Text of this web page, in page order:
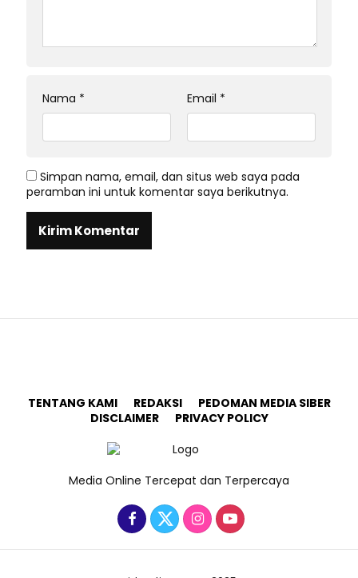
Nama * Email *
Simpan nama, email, dan situs web saya pada
peramban ini untuk komentar saya berikutnya.
TENTANG KAMI REDAKSI
PEDOMAN MEDIA SIBER
DISCLAIMER
PRIVACY POLICY
Media Online Tercepat dan Terpercaya